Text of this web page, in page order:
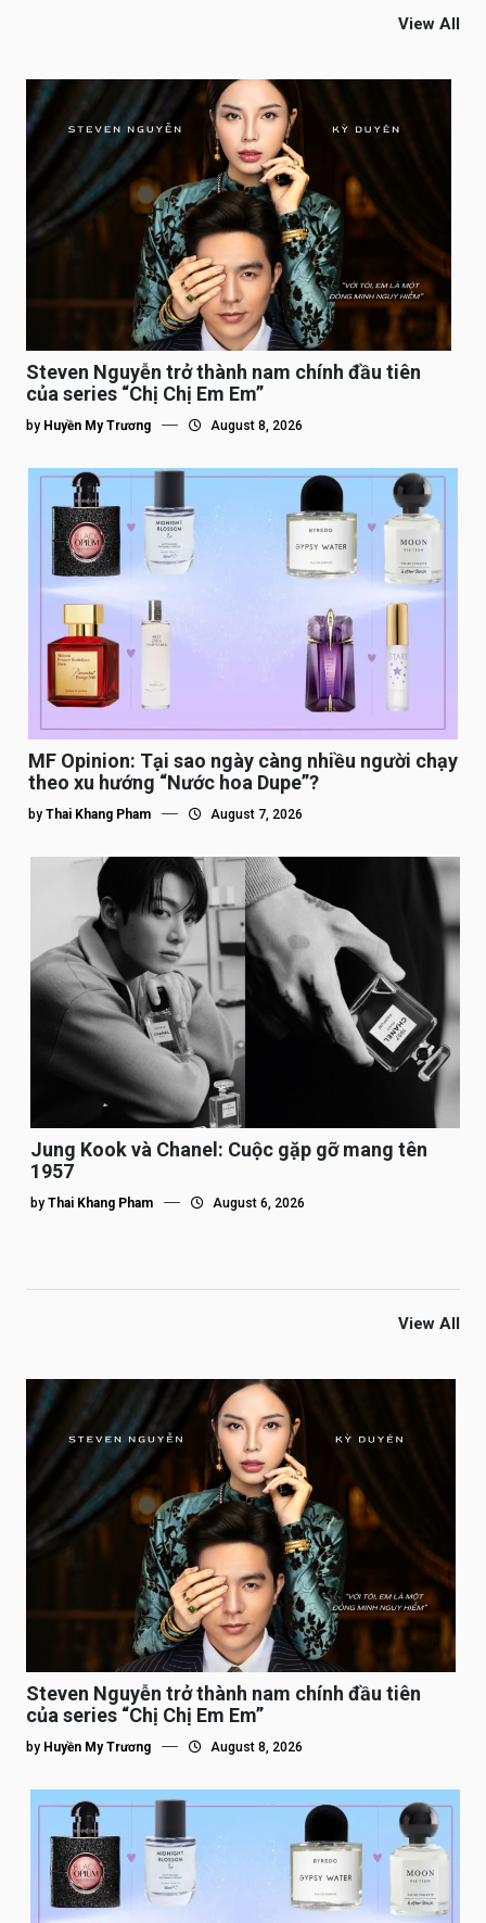
View All
Steven Nguyễn trở thành nam chính đầu tiên
của series “Chị Chị Em Em”
by Huyền My Trương August 8, 2026
MF Opinion: Tại sao ngày càng nhiều người chạy
theo xu hướng “Nước hoa Dupe”?
by Thai Khang Pham August 7, 2026
Jung Kook và Chanel: Cuộc gặp gỡ mang tên
1957
by Thai Khang Pham August 6, 2026
View All
Steven Nguyễn trở thành nam chính đầu tiên
của series “Chị Chị Em Em”
by Huyền My Trương August 8, 2026